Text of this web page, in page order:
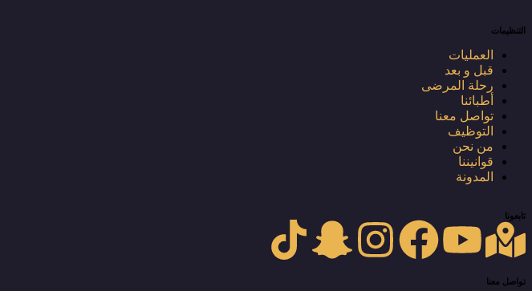
التنظيمات
العمليات
قبل و بعد
رحلة المرضى
أطبائنا
تواصل معنا
التوظيف
من نحن
قوانيننا
المدونة
تابعونا
تواصل معنا